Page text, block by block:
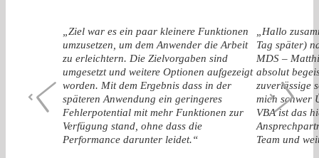
„Ziel war es ein paar kleinere Funktionen
umzusetzen, um dem Anwender die Arbeit
zu erleichtern. Die Zielvorgaben sind
umgesetzt und weitere Optionen aufgezeigt
worden. Mit dem Ergebnis dass in der
späteren Anwendung ein geringeres
Fehlerpotential mit mehr Funktionen zur
Verfügung stand, ohne dass die
Performance darunter leidet.“
„Hallo
Tag später)
MDS –
absolut
zuverlässige
mich schwer
VBA ist das
Team und